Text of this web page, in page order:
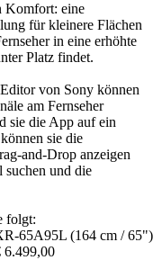
Komfort: eine
für kleinere Flächen
in eine erhöhte
Platz findet.
von Sony können
am Fernseher
sie die App auf ein
sie die
and-Drop anzeigen
suchen und die
folgt:
65A95L (164 cm / 65")